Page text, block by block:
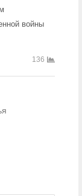
войны
136